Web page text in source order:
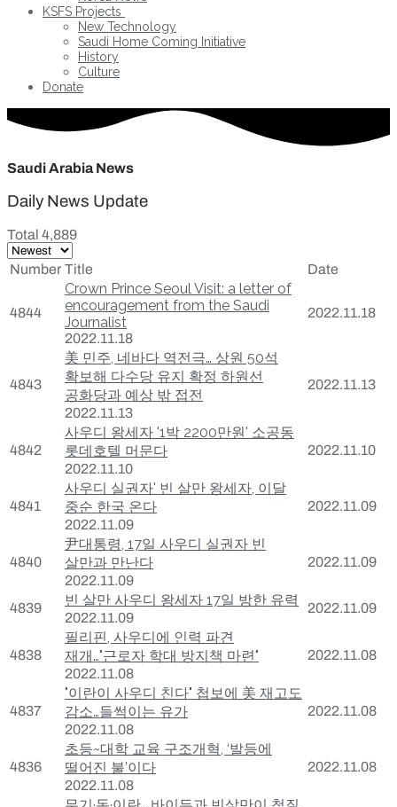
KSFS Projects
New Technology
Saudi Home Coming Initiative
History
Culture
Donate
Saudi Arabia News
Daily News Update
Total 4,889
Number Title Date
4844
Crown Prince Seoul Visit: a letter of
encouragement from the Saudi
Journalist
2022.11.18
2022.11.18
4843
美 민주, 네바다 역전극… 상원 50석
확보해 다수당 유지 확정 하원선
공화당과 예상 밖 접전
2022.11.13
2022.11.13
4842
사우디 왕세자 '1박 2200만원' 소공동
롯데호텔 머문다
2022.11.10
2022.11.10
4841
사우디 실권자' 빈 살만 왕세자, 이달
중순 한국 온다
2022.11.09
2022.11.09
4840
尹대통령, 17일 사우디 실권자 빈
살만과 만난다
2022.11.09
2022.11.09
4839 빈 살만 사우디 왕세자 17일 방한 유력
2022.11.09
2022.11.09
4838
필리핀, 사우디에 인력 파견
재개…"근로자 학대 방지책 마련"
2022.11.08
2022.11.08
4837
"이란이 사우디 친다" 첩보에 美 재고도
감소…들썩이는 유가
2022.11.08
2022.11.08
4836
초등~대학 교육 구조개혁, ‘발등에
떨어진 불’이다
2022.11.08
2022.11.08